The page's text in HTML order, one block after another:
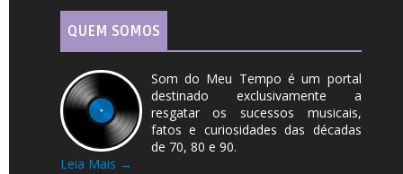
QUEM SOMOS
Som do Meu Tempo é um portal
destinado exclusivamente a
resgatar os sucessos musicais,
fatos e curiosidades das décadas
de 70, 80 e 90.
Leia Mais →